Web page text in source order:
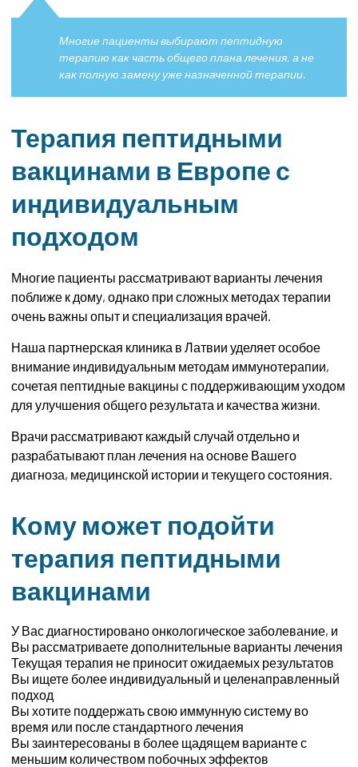
Многие пациенты выбирают пептидную
терапию как часть общего плана лечения, а не
как полную замену уже назначенной терапии.
Терапия пептидными
вакцинами в Европе с
индивидуальным
подходом
Многие пациенты рассматривают варианты лечения
поближе к дому, однако при сложных методах терапии
очень важны опыт и специализация врачей.
Наша партнерская клиника в Латвии уделяет особое
внимание индивидуальным методам иммунотерапии,
сочетая пептидные вакцины с поддерживающим уходом
для улучшения общего результата и качества жизни.
Врачи рассматривают каждый случай отдельно и
разрабатывают план лечения на основе Вашего
диагноза, медицинской истории и текущего состояния.
Кому может подойти
терапия пептидными
вакцинами
У Вас диагностировано онкологическое заболевание, и
Вы рассматриваете дополнительные варианты лечения
Текущая терапия не приносит ожидаемых результатов
Вы ищете более индивидуальный и целенаправленный
подход
Вы хотите поддержать свою иммунную систему во
время или после стандартного лечения
Вы заинтересованы в более щадящем варианте с
меньшим количеством побочных эффектов